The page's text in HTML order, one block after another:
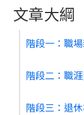
文章大綱
階段一：職
階段二：職
階段三：退